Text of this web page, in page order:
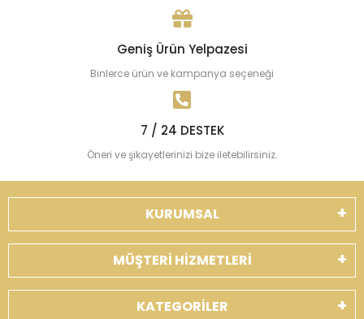
Geniş Ürün Yelpazesi
Binlerce ürün ve kampanya seçeneği
7 / 24 DESTEK
Öneri ve şikayetlerinizi bize iletebilirsiniz.
KURUMSAL
MÜŞTERİ HİZMETLERİ
KATEGORİLER